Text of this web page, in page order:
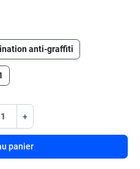
anti-graffiti
+
panier